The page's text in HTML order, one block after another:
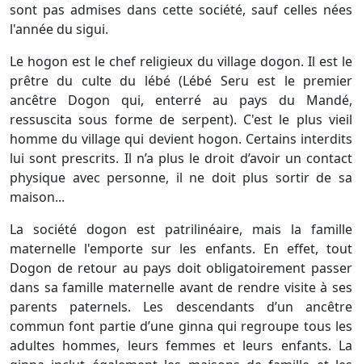
sont pas admises dans cette société, sauf celles nées
l'année du sigui.
Le hogon est le chef religieux du village dogon. Il est le
prêtre du culte du lébé (Lébé Seru est le premier
ancêtre Dogon qui, enterré au pays du Mandé,
ressuscita sous forme de serpent). C'est le plus vieil
homme du village qui devient hogon. Certains interdits
lui sont prescrits. Il n’a plus le droit d’avoir un contact
physique avec personne, il ne doit plus sortir de sa
maison...
La société dogon est patrilinéaire, mais la famille
maternelle l'emporte sur les enfants. En effet, tout
Dogon de retour au pays doit obligatoirement passer
dans sa famille maternelle avant de rendre visite à ses
parents paternels. Les descendants d’un ancêtre
commun font partie d’une ginna qui regroupe tous les
adultes hommes, leurs femmes et leurs enfants. La